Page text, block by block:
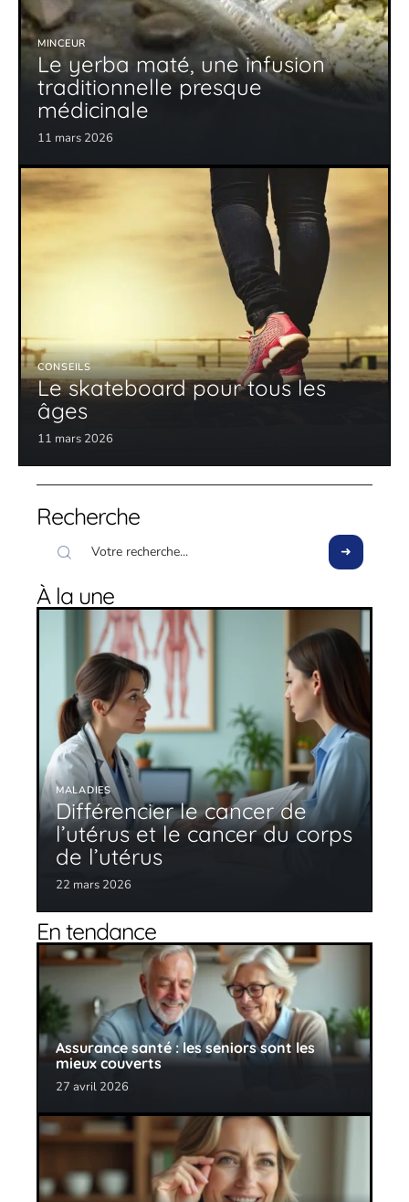
MINCEUR
Le yerba maté, une infusion
traditionnelle presque
médicinale
11 mars 2026
CONSEILS
Le skateboard pour tous les
âges
11 mars 2026
Recherche
À la une
MALADIES
Différencier le cancer de
l’utérus et le cancer du corps
de l’utérus
22 mars 2026
En tendance
Assurance santé : les seniors sont les
mieux couverts
27 avril 2026